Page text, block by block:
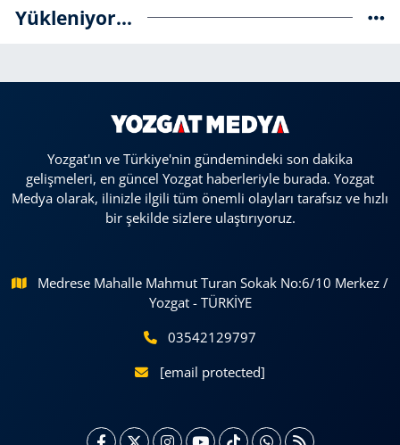
Yükleniyor...
Yozgat'ın ve Türkiye'nin gündemindeki son dakika
gelişmeleri, en güncel Yozgat haberleriyle burada. Yozgat
Medya olarak, ilinizle ilgili tüm önemli olayları tarafsız ve hızlı
bir şekilde sizlere ulaştırıyoruz.
Medrese Mahalle Mahmut Turan Sokak No:6/10 Merkez /
Yozgat - TÜRKİYE
03542129797
[email protected]